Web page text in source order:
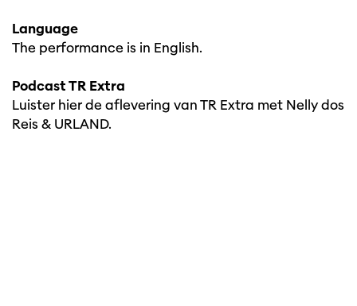
Language
The performance is in English.
Podcast TR Extra
Luister hier de aflevering van TR Extra met Nelly dos
Reis & URLAND.